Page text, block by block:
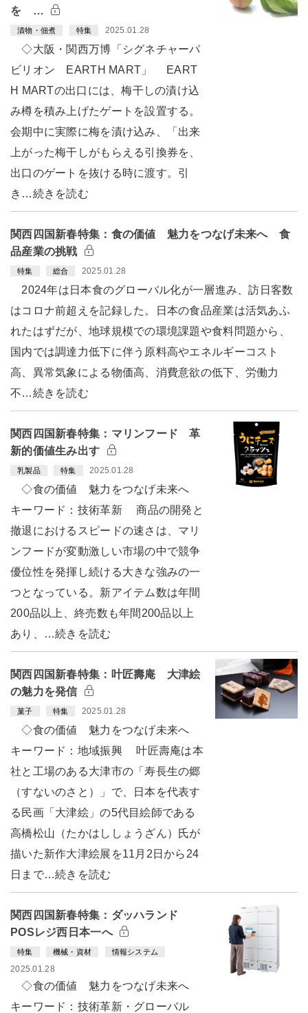
を …
漬物・佃煮 特集 2025.01.28
◇大阪・関西万博「シグネチャーパ
ビリオン EARTH MART」 EART
H MARTの出口には、梅干しの漬け込
み樽を積み上げたゲートを設置する。
会期中に実際に梅を漬け込み、「出来
上がった梅干しがもらえる引換券を、
出口のゲートを抜ける時に渡す。引
き…続きを読む
関西四国新春特集：食の価値 魅力をつなげ未来へ 食
品産業の挑戦
特集 総合 2025.01.28
2024年は日本食のグローバル化が一層進み、訪日客数
はコロナ前超えを記録した。日本の食品産業は活気あふ
れたはずだが、地球規模での環境課題や食料問題から、
国内では調達力低下に伴う原料高やエネルギーコスト
高、異常気象による物価高、消費意欲の低下、労働力
不…続きを読む
関西四国新春特集：マリンフード 革
新的価値生み出す
乳製品 特集 2025.01.28
◇食の価値 魅力をつなげ未来へ
キーワード：技術革新 商品の開発と
撤退におけるスピードの速さは、マリ
ンフードが変動激しい市場の中で競争
優位性を発揮し続ける大きな強みの一
つとなっている。新アイテム数は年間
200品以上、終売数も年間200品以上
あり、…続きを読む
関西四国新春特集：叶匠壽庵 大津絵
の魅力を発信
菓子 特集 2025.01.28
◇食の価値 魅力をつなげ未来へ
キーワード：地域振興 叶匠壽庵は本
社と工場のある大津市の「寿長生の郷
（すないのさと）」で、日本を代表す
る民画「大津絵」の5代目絵師である
高橋松山（たかはししょうざん）氏が
描いた新作大津絵展を11月2日から24
日まで…続きを読む
関西四国新春特集：ダッハランド
POSレジ西日本一へ
特集 機械・資材 情報システム
2025.01.28
◇食の価値 魅力をつなげ未来へ
キーワード：技術革新・グローバル